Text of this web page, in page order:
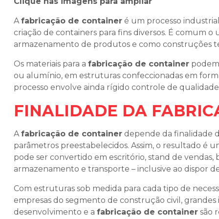
Afabricação de container é um processo
criação de containers para fins diversos. É comum
armazenamento de produtos e como construções
Os materiais para a fabricação de container
ou alumínio, em estruturas confeccionadas em
processo envolve ainda rígido controle de
FINALIDADE DA
Afabricação de container depende da finalidade
parâmetros preestabelecidos. Assim, o resultado é
pode ser convertido em escritório, stand de
armazenamento e transporte – inclusive ao dispor
Com estruturas sob medida para cada tipo de
empresas do segmento de construção civil, grandes
desenvolvimento e a fabricação de container são